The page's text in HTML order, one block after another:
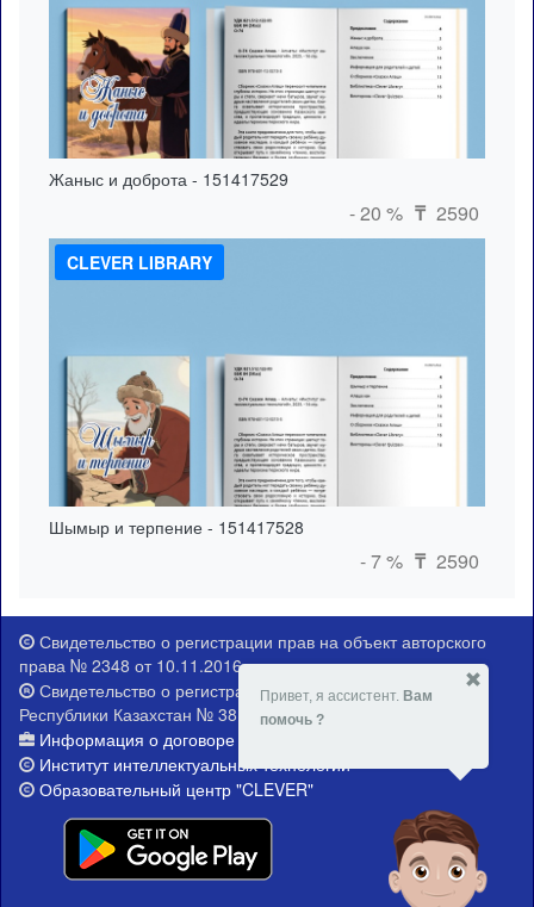
Жаныс и доброта - 151417529
- 20 % ₸ 2590
CLEVER LIBRARY
Шымыр и терпение - 151417528
- 7 % ₸ 2590
Свидетельство о регистрации прав на объект авторского
права № 2348 от 10.11.2016 г.
Свидетельство о регистрации Министерства юстиции
Республики Казахстан № 381-Е от 21.02.2015 г.
Информация о договоре публичной оферты
Институт интеллектуальных технологий
Образовательный центр "CLEVER"
Привет, я ассистент. Вам
помочь ?